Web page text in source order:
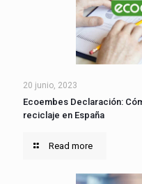
20 junio, 2023
Ecoembes Declaración:
reciclaje en España
Read more